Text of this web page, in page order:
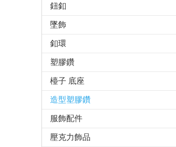
鈕釦
墜飾
釦環
塑膠鑽
檯子 底座
造型塑膠鑽
服飾配件
壓克力飾品